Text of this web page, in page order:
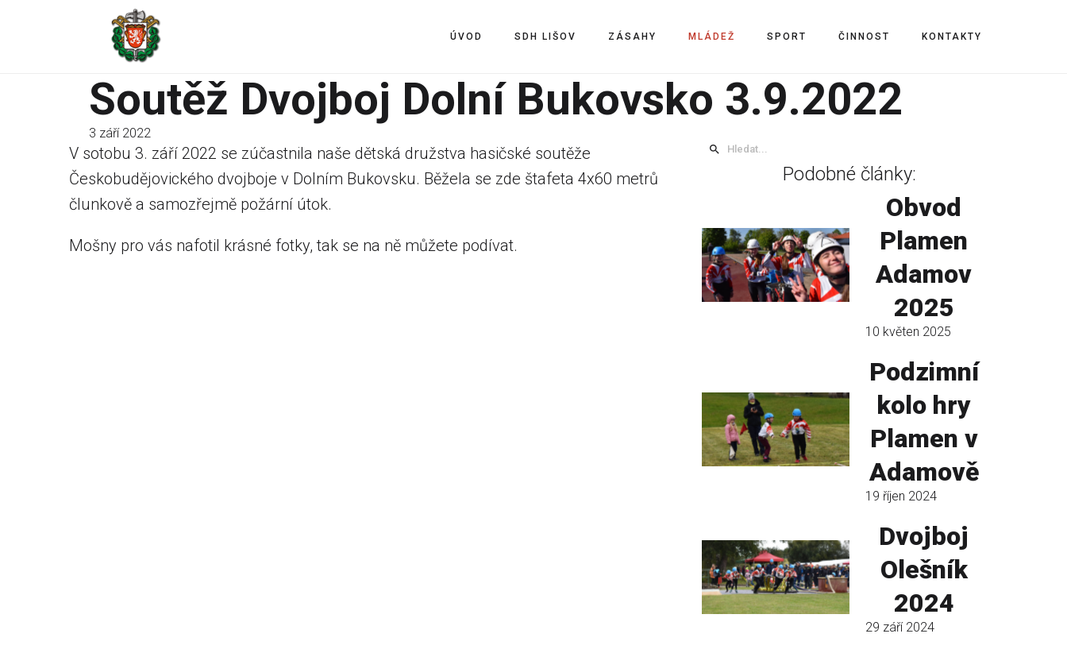
ÚVOD SDH LIŠOV ZÁSAHY MLÁDEŽ SPORT ČINNOST KONTAKTY
Soutěž Dvojboj Dolní Bukovsko 3.9.2022
3 září 2022
V sotobu 3. září 2022 se zúčastnila naše dětská družstva hasičské soutěže
Českobudějovického dvojboje v Dolním Bukovsku. Běžela se zde štafeta 4x60 metrů
člunkově a samozřejmě požární útok.
Mošny pro vás nafotil krásné fotky, tak se na ně můžete podívat.
Podobné články:
Obvod
Plamen
Adamov
2025
10 květen 2025
Podzimní
kolo hry
Plamen v
Adamově
19 říjen 2024
Dvojboj
Olešník
2024
29 září 2024